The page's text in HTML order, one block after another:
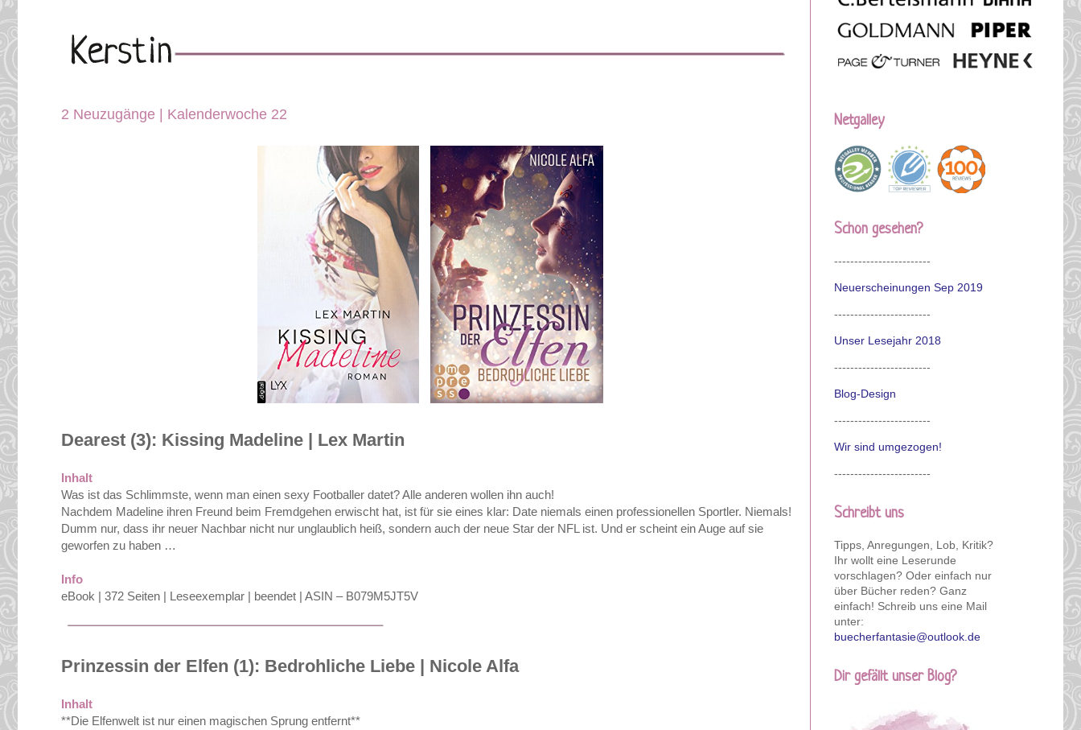
2 Neuzugänge | Kalenderwoche 22
Dearest (3): Kissing Madeline | Lex Martin
Inhalt
Was ist das Schlimmste, wenn man einen sexy Footballer datet? Alle anderen wollen ihn auch!
Nachdem Madeline ihren Freund beim Fremdgehen erwischt hat, ist für sie eines klar: Date niemals einen professionellen Sportler. Niemals!
Dumm nur, dass ihr neuer Nachbar nicht nur unglaublich heiß, sondern auch der neue Star der NFL ist. Und er scheint ein Auge auf sie
geworfen zu haben …
Info
eBook | 372 Seiten | Leseexemplar | beendet | ASIN – B079M5JT5V
Prinzessin der Elfen (1): Bedrohliche Liebe | Nicole Alfa
Inhalt
**Die Elfenwelt ist nur einen magischen Sprung entfernt**
Netgalley
Schon gesehen?
------------------------
Neuerscheinungen Sep 2019
------------------------
Unser Lesejahr 2018
------------------------
Blog-Design
------------------------
Wir sind umgezogen!
------------------------
Schreibt uns
Tipps, Anregungen, Lob, Kritik?
Ihr wollt eine Leserunde
vorschlagen? Oder einfach nur
über Bücher reden? Ganz
einfach! Schreib uns eine Mail
unter:
buecherfantasie@outlook.de
Dir gefällt unser Blog?